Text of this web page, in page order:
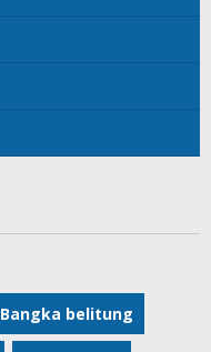
Bangka belitung